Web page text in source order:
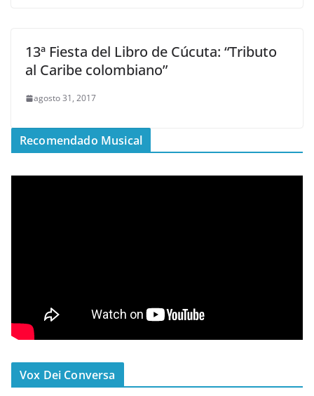
13ª Fiesta del Libro de Cúcuta: “Tributo
al Caribe colombiano”
agosto 31, 2017
Recomendado Musical
Vox Dei Conversa